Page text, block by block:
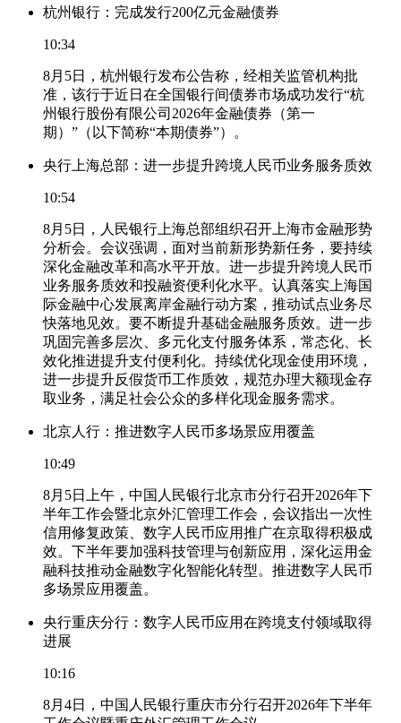
杭州银行：完成发行200亿元金融债券
10:34
8月5日，杭州银行发布公告称，经相关监管机构批
准，该行于近日在全国银行间债券市场成功发行“杭
州银行股份有限公司2026年金融债券（第一
期）”（以下简称“本期债券”）。
央行上海总部：进一步提升跨境人民币业务服务质效
10:54
8月5日，人民银行上海总部组织召开上海市金融形势
分析会。会议强调，面对当前新形势新任务，要持续
深化金融改革和高水平开放。进一步提升跨境人民币
业务服务质效和投融资便利化水平。认真落实上海国
际金融中心发展离岸金融行动方案，推动试点业务尽
快落地见效。要不断提升基础金融服务质效。进一步
巩固完善多层次、多元化支付服务体系，常态化、长
效化推进提升支付便利化。持续优化现金使用环境，
进一步提升反假货币工作质效，规范办理大额现金存
取业务，满足社会公众的多样化现金服务需求。
北京人行：推进数字人民币多场景应用覆盖
10:49
8月5日上午，中国人民银行北京市分行召开2026年下
半年工作会暨北京外汇管理工作会，会议指出一次性
信用修复政策、数字人民币应用推广在京取得积极成
效。下半年要加强科技管理与创新应用，深化运用金
融科技推动金融数字化智能化转型。推进数字人民币
多场景应用覆盖。
央行重庆分行：数字人民币应用在跨境支付领域取得
进展
10:16
8月4日，中国人民银行重庆市分行召开2026年下半年